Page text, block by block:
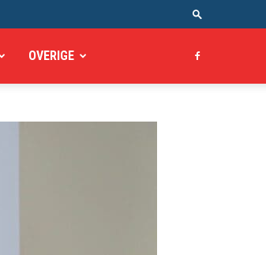
OVERIGE